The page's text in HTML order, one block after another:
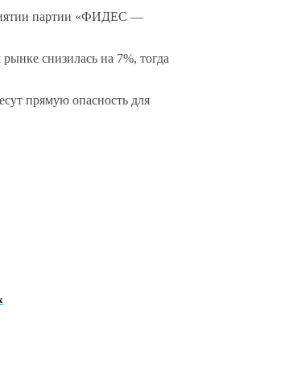
партии «ФИДЕС —
снизилась на 7%, тогда
прямую опасность для